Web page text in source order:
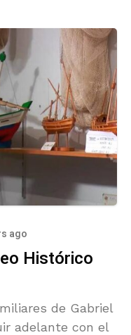
ago
Histórico
de Gabriel
adelante con el